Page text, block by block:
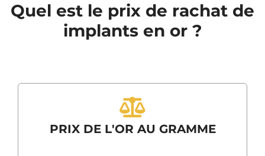
Quel est le prix de rachat de
implants en or ?
PRIX DE L'OR AU GRAMME